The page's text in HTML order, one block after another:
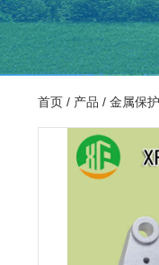
首页 / 产品 / 金属保